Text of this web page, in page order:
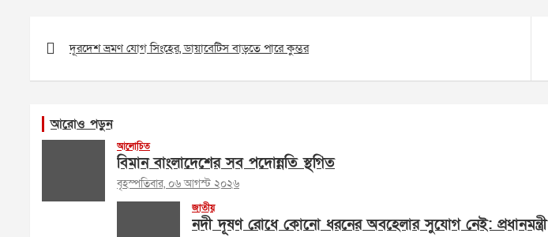
navigation
দূরদেশ ভ্রমণ যোগ সিংহের, ডায়াবেটিস বাড়তে পারে কুম্ভর
আরোও পড়ুন
আলোচিত
বিমান বাংলাদেশের সব পদোন্নতি স্থগিত
বৃহস্পতিবার, ০৬ আগস্ট ২০২৬
জাতীয়
নদী দূষণ রোধে কোনো ধরনের অবহেলার সুযোগ নেই: প্রধানমন্ত্রী